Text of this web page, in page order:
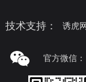
技术支持： 诱虎
官方微信：